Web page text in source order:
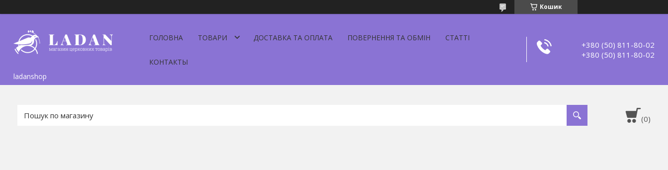
Кошик
ladanshop
ГОЛОВНА ТОВАРИ ДОСТАВКА ТА ОПЛАТА ПОВЕРНЕННЯ ТА ОБМІН СТАТТІ
КОНТАКТЫ
+380 (50) 811-80-02
+380 (50) 811-80-02